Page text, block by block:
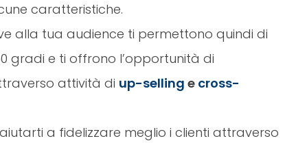
caratteristiche.
alla tua audience ti permettono quindi di
gradi e ti offrono l’opportunità di
attività di up-selling e cross-
a fidelizzare meglio i clienti attraverso